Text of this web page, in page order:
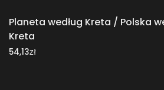
Planeta według Kreta / Polska
Kreta
54,13zł